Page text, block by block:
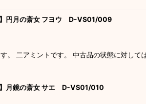
】円月の斎女 フヨウ D-VS01/009
。 二アミントです。 中古品の状態に対し
】月鏡の斎女 サエ D-VS01/010